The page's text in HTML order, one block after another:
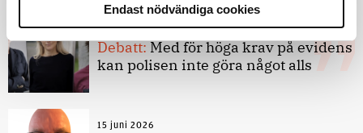
Endast nödvändiga cookies
7 juli 2026
Debatt:Med för höga krav på evidens
kan polisen inte göra något alls
15 juni 2026